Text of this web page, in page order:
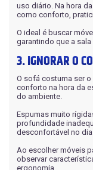
uso diário. Na hora
como conforto,
O ideal é buscar
garantindo que a
3. IGNORAR O
O sofá costuma ser
conforto na hora da
do ambiente.
Espumas muito
profundidade
desconfortável no dia
Ao escolher móveis
observar
ergonomia.